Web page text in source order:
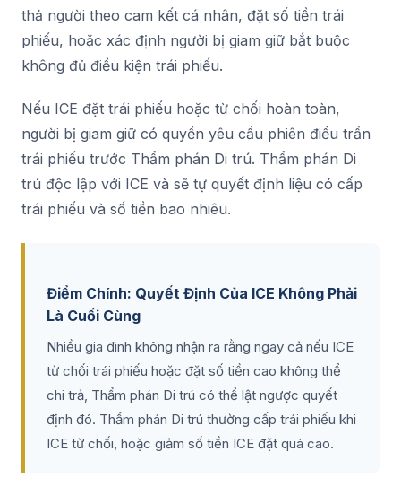
thả người theo cam kết cá nhân, đặt số tiền trái
phiếu, hoặc xác định người bị giam giữ bắt buộc
không đủ điều kiện trái phiếu.
Nếu ICE đặt trái phiếu hoặc từ chối hoàn toàn,
người bị giam giữ có quyền yêu cầu phiên điều trần
trái phiếu trước Thẩm phán Di trú. Thẩm phán Di
trú độc lập với ICE và sẽ tự quyết định liệu có cấp
trái phiếu và số tiền bao nhiêu.
Điểm Chính: Quyết Định Của ICE Không Phải
Là Cuối Cùng
Nhiều gia đình không nhận ra rằng ngay cả nếu ICE
từ chối trái phiếu hoặc đặt số tiền cao không thể
chi trả, Thẩm phán Di trú có thể lật ngược quyết
định đó. Thẩm phán Di trú thường cấp trái phiếu khi
ICE từ chối, hoặc giảm số tiền ICE đặt quá cao.